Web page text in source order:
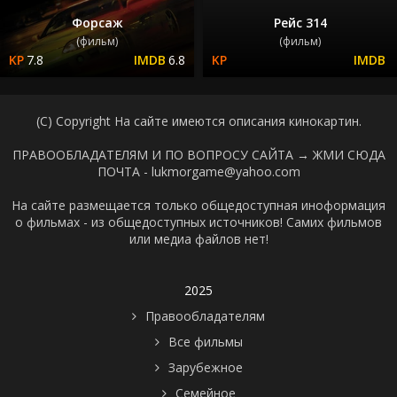
Форсаж
(фильм)
7.8 6.8
Рейс 314
(фильм)
(C) Copyright На сайте имеются описания кинокартин.
ПРАВООБЛАДАТЕЛЯМ И ПО ВОПРОСУ САЙТА → ЖМИ СЮДА
ПОЧТА - lukmorgame@yahoo.com
На сайте размещается только общедоступная иноформация
о фильмах - из общедоступных источников! Самих фильмов
или медиа файлов нет!
2025
Правообладателям
Все фильмы
Зарубежное
Семейное